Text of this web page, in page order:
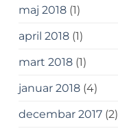
maj 2018(1)
april 2018(1)
mart 2018(1)
januar 2018(4)
decembar 2017(2)